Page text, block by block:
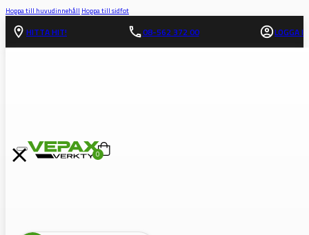
Hoppa till huvudinnehåll Hoppa till sidfot
HITTA HIT! 08-562 372 00 LOGGA IN
0